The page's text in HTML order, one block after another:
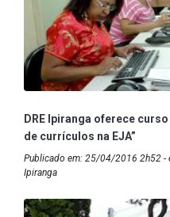
DRE Ipiranga oferece
de currículos na EJA”
Publicado em: 25/04/2016 2h52 -
Ipiranga